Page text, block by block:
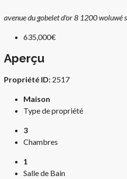
avenue du gobelet d'or 8 1200 woluwé
635,000€
Aperçu
Propriété ID: 2517
Maison
Type de propriété
3
Chambres
1
Salle de Bain